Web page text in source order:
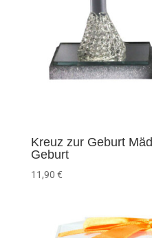
Kreuz zur Geburt
Geburt
11,90 €